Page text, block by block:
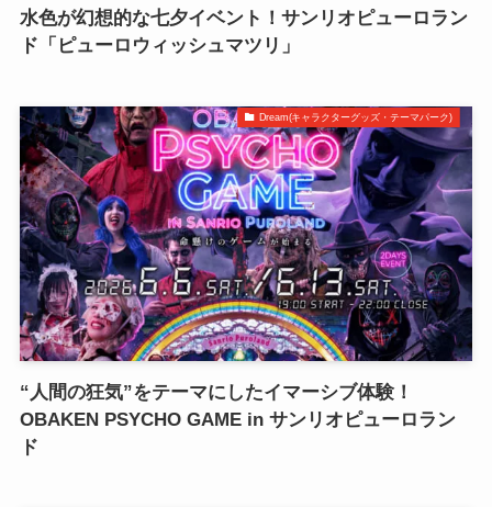
水色が幻想的な七夕イベント！サンリオピューロラン
ド「ピューロウィッシュマツリ」
Dream(キャラクターグッズ・テーマパーク)
“人間の狂気”をテーマにしたイマーシブ体験！
OBAKEN PSYCHO GAME in サンリオピューロラン
ド